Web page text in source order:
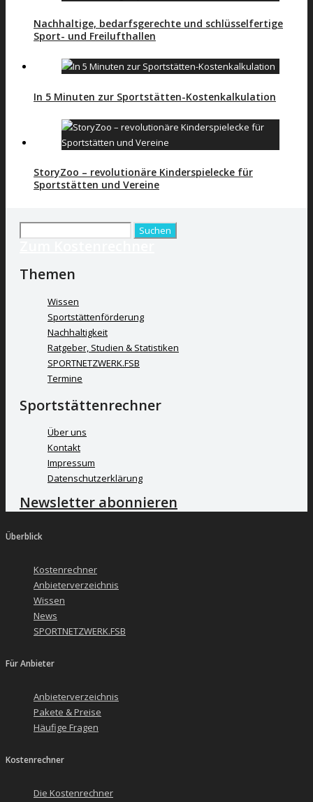
Nachhaltige, bedarfsgerechte und schlüsselfertige
Sport- und Freilufthallen
In 5 Minuten zur Sportstätten-Kostenkalkulation
StoryZoo – revolutionäre Kinderspielecke für
Sportstätten und Vereine
Themen
Wissen
Sportstättenförderung
Nachhaltigkeit
Ratgeber, Studien & Statistiken
SPORTNETZWERK.FSB
Termine
Sportstättenrechner
Über uns
Kontakt
Impressum
Datenschutzerklärung
Newsletter abonnieren
Überblick
Kostenrechner
Anbieterverzeichnis
Wissen
News
SPORTNETZWERK.FSB
Für Anbieter
Anbieterverzeichnis
Pakete & Preise
Häufige Fragen
Kostenrechner
Die Kostenrechner